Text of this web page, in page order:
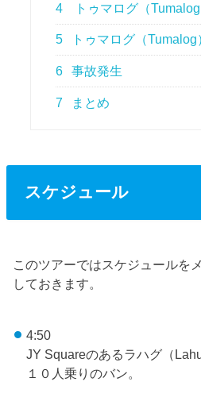
4 トゥマログ（
5 トゥマログ（
6 事故発生
7 まとめ
スケジュール
このツアーではスケジュールを
しておきます。
4:50
JY Squareのあるラハグ（
１０人乗りのバン。